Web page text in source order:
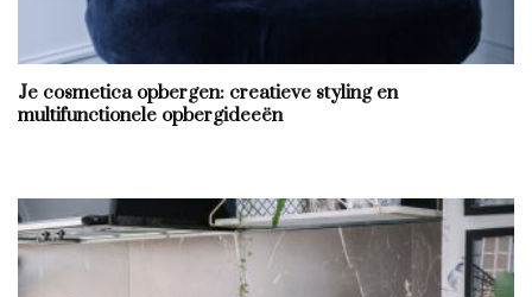
Je cosmetica opbergen: creatieve styling en
multifunctionele opbergideeën